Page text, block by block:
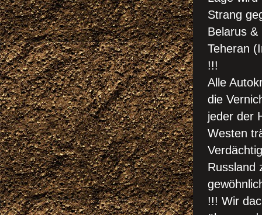
Strang
Belarus
Teheran
!!!
Alle
die
jeder der
Westen
Russland
!!! Wir